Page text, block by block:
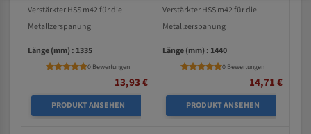
Verstärkter HSS m42 für die
Metallzerspanung
Länge (mm) : 1335
0 Bewertungen
13,93 €
PRODUKT ANSEHEN
Verstärkter HSS m42 für die
Metallzerspanung
Länge (mm) : 1440
0 Bewertungen
14,71 €
PRODUKT ANSEHEN